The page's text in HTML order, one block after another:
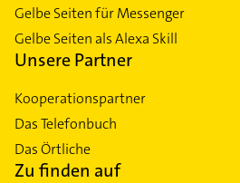
Gelbe Seiten für Messenger
Gelbe Seiten als Alexa Skill
Unsere Partner
Kooperationspartner
Das Telefonbuch
Das Örtliche
Zu finden auf